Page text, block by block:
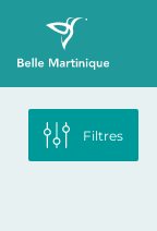
Filtres